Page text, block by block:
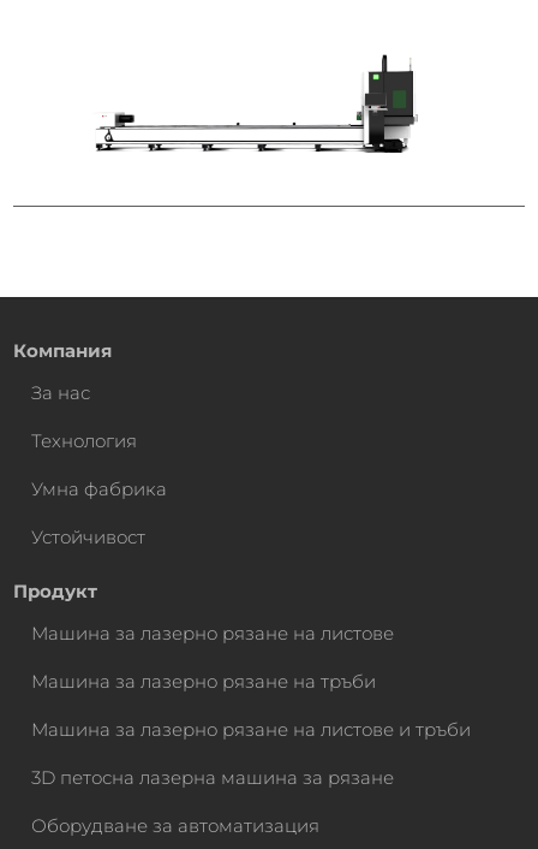
Компания
За нас
Технология
Умна фабрика
Устойчивост
Продукт
Машина за лазерно рязане на листове
Машина за лазерно рязане на тръби
Машина за лазерно рязане на листове и тръби
3D петосна лазерна машина за рязане
Оборудване за автоматизация